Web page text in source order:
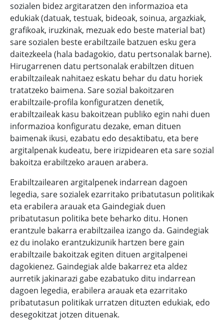
sozialen bidez argitaratzen den informazioa eta
edukiak (datuak, testuak, bideoak, soinua, argazkiak,
grafikoak, iruzkinak, mezuak edo beste material bat)
sare sozialen beste erabiltzaile batzuen esku gera
daitezkeela (hala badagokio, datu pertsonalak barne).
Hirugarrenen datu pertsonalak erabiltzen dituen
erabiltzaileak nahitaez eskatu behar du datu horiek
tratatzeko baimena. Sare sozial bakoitzaren
erabiltzaile-profila konfiguratzen denetik,
erabiltzaileak kasu bakoitzean publiko egin nahi duen
informazioa konfiguratu dezake, eman dituen
baimenak ikusi, ezabatu edo desaktibatu, eta bere
argitalpenak kudeatu, bere irizpidearen eta sare sozial
bakoitza erabiltzeko arauen arabera.
Erabiltzailearen argitalpenek indarrean dagoen
legedia, sare sozialek ezarritako pribatutasun politikak
eta erabilera arauak eta Gaindegiak duen
pribatutasun politika bete beharko ditu. Honen
erantzule bakarra erabiltzailea izango da. Gaindegiak
ez du inolako erantzukizunik hartzen bere gain
erabiltzaile bakoitzak egiten dituen argitalpenei
dagokienez. Gaindegiak alde bakarrez eta aldez
aurretik jakinarazi gabe ezabatuko ditu indarrean
dagoen legedia, erabilera arauak eta ezarritako
pribatutasun politikak urratzen dituzten edukiak, edo
desegokitzat jotzen dituenak.